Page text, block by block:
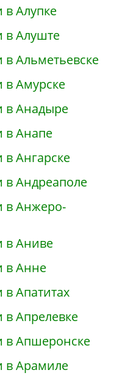
в Алупке
в Алуште
в Альметьевске
в Амурске
в Анадыре
в Анапе
в Ангарске
в Андреаполе
в Анжеро-
в Аниве
в Анне
Апатитах
в Апрелевке
в Апшеронске
в Арамиле